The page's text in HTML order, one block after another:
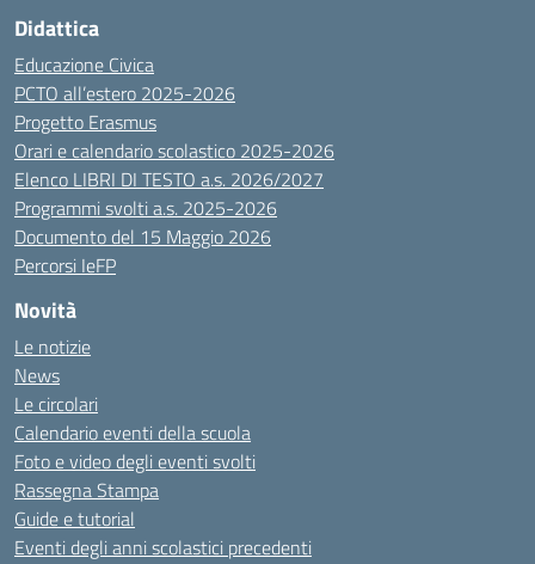
Didattica
Educazione Civica
PCTO all’estero 2025-2026
Progetto Erasmus
Orari e calendario scolastico 2025-2026
Elenco LIBRI DI TESTO a.s. 2026/2027
Programmi svolti a.s. 2025-2026
Documento del 15 Maggio 2026
Percorsi IeFP
Novità
Le notizie
News
Le circolari
Calendario eventi della scuola
Foto e video degli eventi svolti
Rassegna Stampa
Guide e tutorial
Eventi degli anni scolastici precedenti